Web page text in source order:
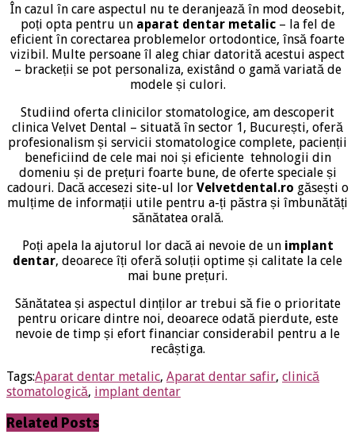
În cazul în care aspectul nu te deranjează în mod deosebit,
poți opta pentru un aparat dentar metalic– la fel de
eficient în corectarea problemelor ortodontice, însă foarte
vizibil. Multe persoane îl aleg chiar datorită acestui aspect
– brackeții se pot personaliza, existând o gamă variată de
modele și culori.
Studiind oferta clinicilor stomatologice, am descoperit
clinica Velvet Dental – situată în sector 1, București, oferă
profesionalism și servicii stomatologice complete, pacienții
beneficiind de cele mai noi și eficiente tehnologii din
domeniu și de prețuri foarte bune, de oferte speciale și
cadouri. Dacă accesezi site-ul lor Velvetdental.ro găsești o
mulțime de informații utile pentru a-ți păstra și îmbunătăți
sănătatea orală.
Poți apela la ajutorul lor dacă ai nevoie de un implant
dentar, deoarece îți oferă soluții optime și calitate la cele
mai bune prețuri.
Sănătatea și aspectul dinților ar trebui să fie o prioritate
pentru oricare dintre noi, deoarece odată pierdute, este
nevoie de timp și efort financiar considerabil pentru a le
recâștiga.
Tags:Aparat dentar metalic, Aparat dentar safir, clinică
stomatologică, implant dentar
Related Posts